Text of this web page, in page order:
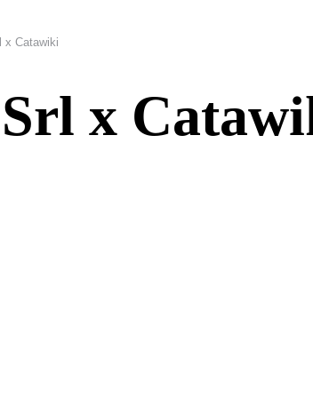
x Catawiki
Srl x